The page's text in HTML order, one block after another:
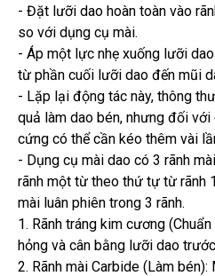
- Đặt lưỡi dao hoàn toàn vào
so với dụng cụ mài.
- Áp một lực nhẹ xuống lưỡi
từ phần cuối lưỡi dao đến mũi
- Lặp lại động tác này, thông
quả làm dao bén, nhưng đối
cứng có thể cần kéo thêm vài
- Dụng cụ mài dao có 3 rãnh
rãnh một từ theo thứ tự từ rãnh
mài luân phiên trong 3 rãnh.
1. Rãnh tráng kim cương
hỏng và cân bằng lưỡi dao
2. Rãnh mài Carbide (Làm